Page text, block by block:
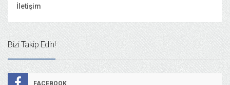
İletişim
Bizi Takip Edin!
FACEBOOK